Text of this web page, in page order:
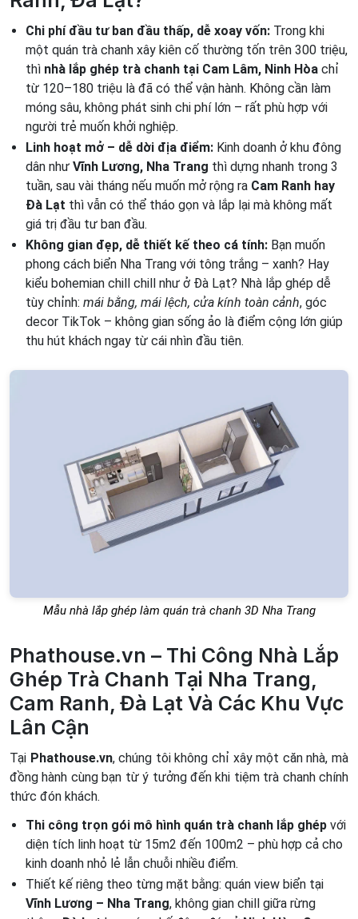
Chi phí đầu tư ban đầu thấp, dễ xoay vốn: Trong khi
một quán trà chanh xây kiên cố thường tốn trên 300 triệu,
thì nhà lắp ghép trà chanh tại Cam Lâm, Ninh Hòa chỉ
từ 120–180 triệu là đã có thể vận hành. Không cần làm
móng sâu, không phát sinh chi phí lớn – rất phù hợp với
người trẻ muốn khởi nghiệp.
Linh hoạt mở – dễ dời địa điểm: Kinh doanh ở khu đông
dân như Vĩnh Lương, Nha Trang thì dựng nhanh trong 3
tuần, sau vài tháng nếu muốn mở rộng ra Cam Ranh hay
Đà Lạt thì vẫn có thể tháo gọn và lắp lại mà không mất
giá trị đầu tư ban đầu.
Không gian đẹp, dễ thiết kế theo cá tính: Bạn muốn
phong cách biển Nha Trang với tông trắng – xanh? Hay
kiểu bohemian chill chill như ở Đà Lạt? Nhà lắp ghép dễ
tùy chỉnh: mái bằng, mái lệch, cửa kính toàn cảnh, góc
decor TikTok – không gian sống ảo là điểm cộng lớn giúp
thu hút khách ngay từ cái nhìn đầu tiên.
Mẫu nhà lắp ghép làm quán trà chanh 3D Nha Trang
Phathouse.vn – Thi Công Nhà Lắp
Ghép Trà Chanh Tại Nha Trang,
Cam Ranh, Đà Lạt Và Các Khu Vực
Lân Cận
Tại Phathouse.vn, chúng tôi không chỉ xây một căn nhà, mà
đồng hành cùng bạn từ ý tưởng đến khi tiệm trà chanh chính
thức đón khách.
Thi công trọn gói mô hình quán trà chanh lắp ghép với
diện tích linh hoạt từ 15m2 đến 100m2 – phù hợp cả cho
kinh doanh nhỏ lẻ lẫn chuỗi nhiều điểm.
Thiết kế riêng theo từng mặt bằng: quán view biển tại
Vĩnh Lương – Nha Trang, không gian chill giữa rừng